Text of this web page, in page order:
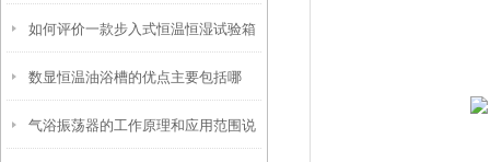
信誉和资质入手
如何评价一款步入式恒温恒湿试验箱
的好坏？
数显恒温油浴槽的优点主要包括哪
些？
气浴振荡器的工作原理和应用范围说